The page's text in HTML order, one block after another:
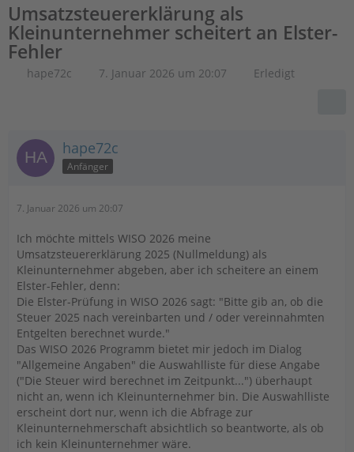
Umsatzsteuererklärung als
Kleinunternehmer scheitert an Elster-
Fehler
hape72c 7. Januar 2026 um 20:07 Erledigt
hape72c
Anfänger
7. Januar 2026 um 20:07
Ich möchte mittels WISO 2026 meine
Umsatzsteuererklärung 2025 (Nullmeldung) als
Kleinunternehmer abgeben, aber ich scheitere an einem
Elster-Fehler, denn:
Die Elster-Prüfung in WISO 2026 sagt: "Bitte gib an, ob die
Steuer 2025 nach vereinbarten und / oder vereinnahmten
Entgelten berechnet wurde."
Das WISO 2026 Programm bietet mir jedoch im Dialog
"Allgemeine Angaben" die Auswahlliste für diese Angabe
("Die Steuer wird berechnet im Zeitpunkt...") überhaupt
nicht an, wenn ich Kleinunternehmer bin. Die Auswahlliste
erscheint dort nur, wenn ich die Abfrage zur
Kleinunternehmerschaft absichtlich so beantworte, als ob
ich kein Kleinunternehmer wäre.